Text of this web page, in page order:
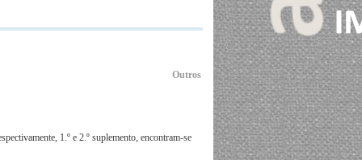
Outros
1.º e 2.º suplemento, encontram-se